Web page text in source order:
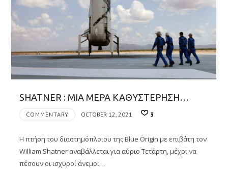
SHATNER : ΜΙΑ ΜΕΡΑ ΚΑΘΥΣΤΕΡΗΣΗ…
COMMENTARY OCTOBER 12, 2021 3
Η πτήση του διαστημόπλοιου της Blue Origin με επιβάτη τον
William Shatner αναβάλλεται για αύριο Τετάρτη, μέχρι να
πέσουν οι ισχυροί άνεμοι…